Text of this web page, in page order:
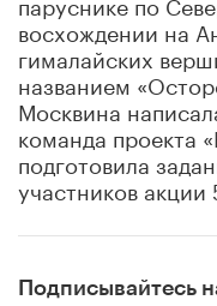
восхождении на
гималайских
названием
Москвина
команда проекта
подготовила
участников акции
Подписывайтесь